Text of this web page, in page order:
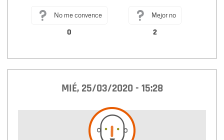
No me convence
0
Mejor no
2
MIÉ, 25/03/2020 - 15:28